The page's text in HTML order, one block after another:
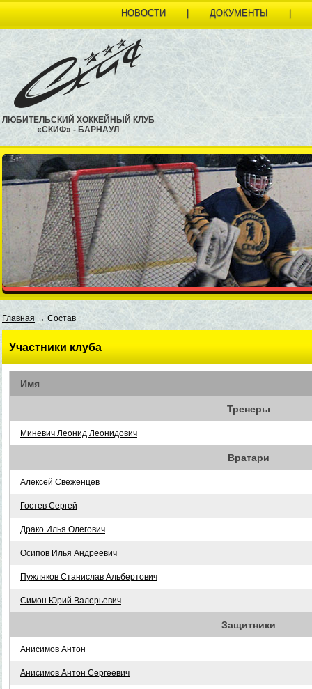
НОВОСТИ | ДОКУМЕНТЫ |
ЛЮБИТЕЛЬСКИЙ ХОККЕЙНЫЙ КЛУБ
«СКИФ» - БАРНАУЛ
Главная → Состав
Участники клуба
Имя
Тренеры
Миневич Леонид Леонидович
Вратари
Алексей Свеженцев
Гостев Сергей
Драко Илья Олегович
Осипов Илья Андреевич
Пужляков Станислав Альбертович
Симон Юрий Валерьевич
Защитники
Анисимов Антон
Анисимов Антон Сергеевич